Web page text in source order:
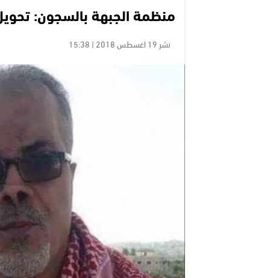
منظمة الجبهة بالسجون:
نشر 19 اغسطس 2018 | 15:38